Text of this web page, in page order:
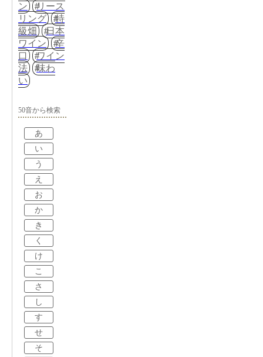
ン
リース
リング
特
級畑
日本
ワイン
辛
口
ワイン
法
味わ
い
50音から検索
あ
い
う
え
お
か
き
く
け
こ
さ
し
す
せ
そ